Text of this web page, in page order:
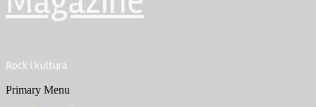
Rock i kultura
Primary Menu